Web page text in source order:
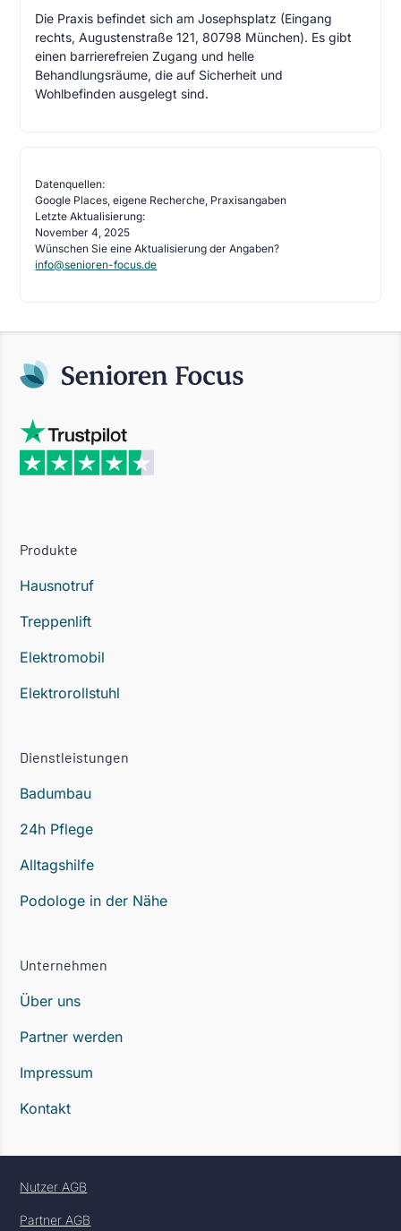
Die Praxis befindet sich am Josephsplatz (Eingang
rechts, Augustenstraße 121, 80798 München). Es gibt
einen barrierefreien Zugang und helle
Behandlungsräume, die auf Sicherheit und
Wohlbefinden ausgelegt sind.
Datenquellen:
Google Places, eigene Recherche, Praxisangaben
Letzte Aktualisierung:
November 4, 2025
Wünschen Sie eine Aktualisierung der Angaben?
info@senioren-focus.de
Produkte
Hausnotruf
Treppenlift
Elektromobil
Elektrorollstuhl
Dienstleistungen
Badumbau
24h Pflege
Alltagshilfe
Podologe in der Nähe
Unternehmen
Über uns
Partner werden
Impressum
Kontakt
Nutzer AGB
Partner AGB